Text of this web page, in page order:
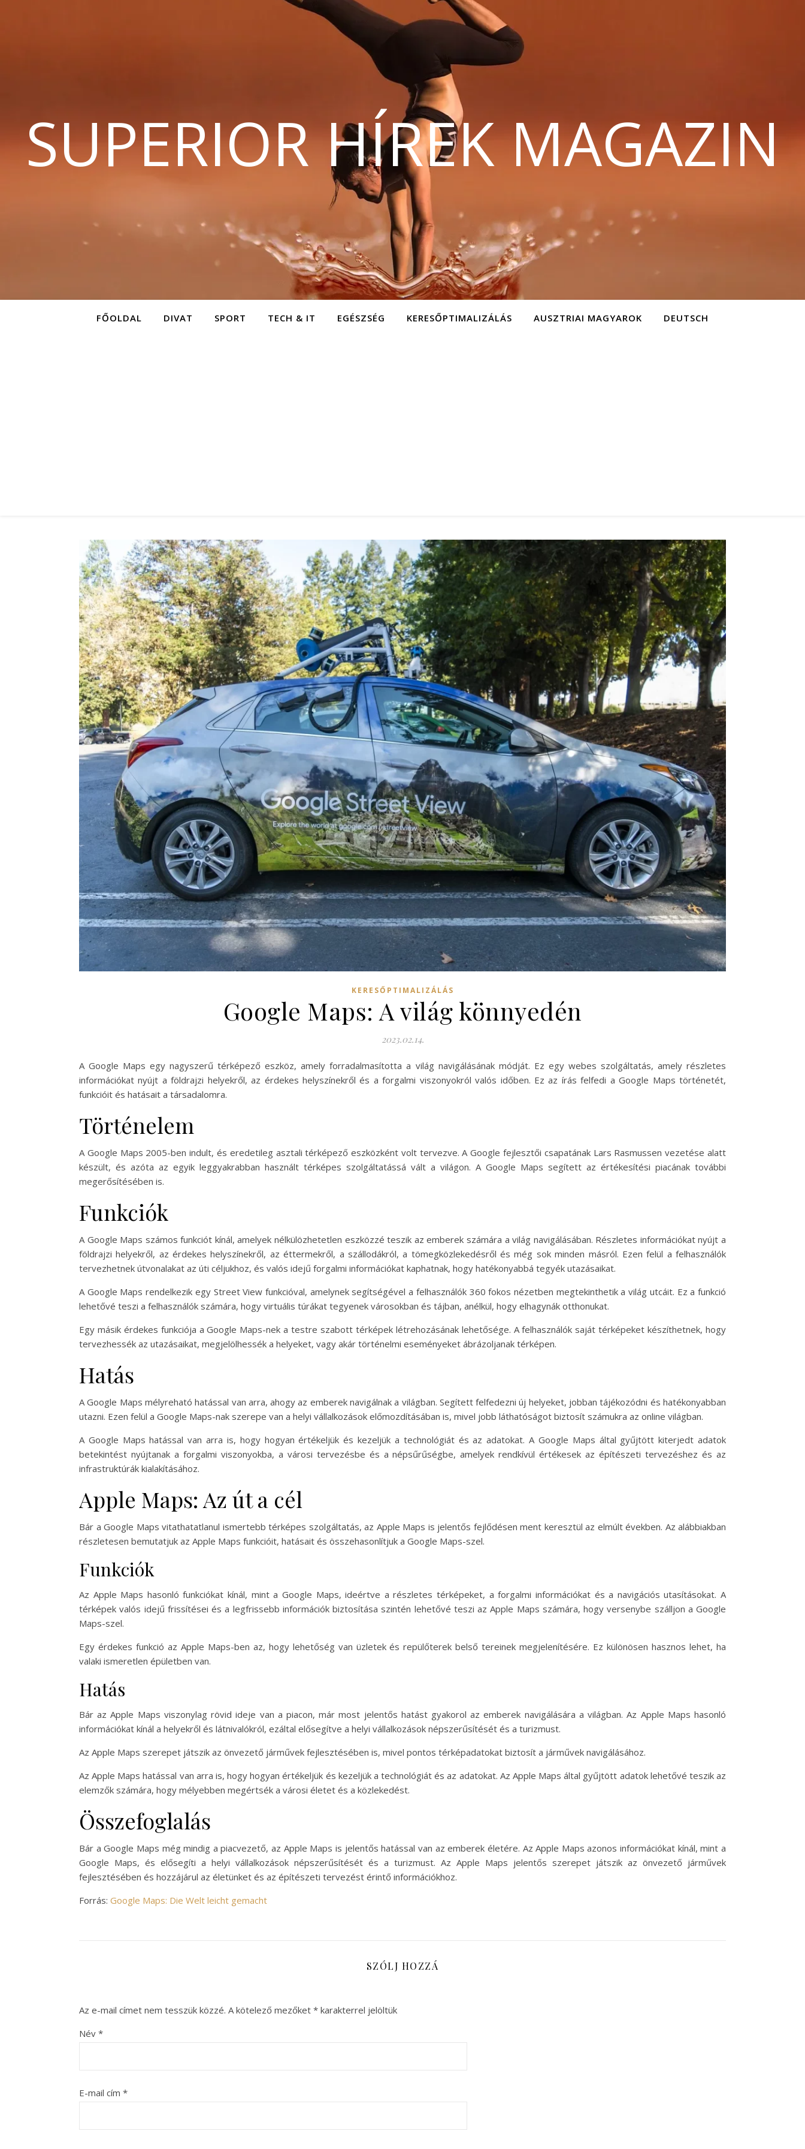
SUPERIOR HÍREK MAGAZIN
FŐOLDAL DIVAT SPORT TECH & IT EGÉSZSÉG KERESŐPTIMALIZÁLÁS AUSZTRIAI MAGYAROK DEUTSCH
KERESŐPTIMALIZÁLÁS
Google Maps: A világ könnyedén
2023.02.14.
A Google Maps egy nagyszerű térképező eszköz, amely forradalmasította a világ navigálásának módját. Ez egy webes szolgáltatás, amely részletes
információkat nyújt a földrajzi helyekről, az érdekes helyszínekről és a forgalmi viszonyokról valós időben. Ez az írás felfedi a Google Maps történetét,
funkcióit és hatásait a társadalomra.
Történelem
A Google Maps 2005-ben indult, és eredetileg asztali térképező eszközként volt tervezve. A Google fejlesztői csapatának Lars Rasmussen vezetése alatt
készült, és azóta az egyik leggyakrabban használt térképes szolgáltatássá vált a világon. A Google Maps segített az értékesítési piacának további
megerősítésében is.
Funkciók
A Google Maps számos funkciót kínál, amelyek nélkülözhetetlen eszközzé teszik az emberek számára a világ navigálásában. Részletes információkat nyújt a
földrajzi helyekről, az érdekes helyszínekről, az éttermekről, a szállodákról, a tömegközlekedésről és még sok minden másról. Ezen felül a felhasználók
tervezhetnek útvonalakat az úti céljukhoz, és valós idejű forgalmi információkat kaphatnak, hogy hatékonyabbá tegyék utazásaikat.
A Google Maps rendelkezik egy Street View funkcióval, amelynek segítségével a felhasználók 360 fokos nézetben megtekinthetik a világ utcáit. Ez a funkció
lehetővé teszi a felhasználók számára, hogy virtuális túrákat tegyenek városokban és tájban, anélkül, hogy elhagynák otthonukat.
Egy másik érdekes funkciója a Google Maps-nek a testre szabott térképek létrehozásának lehetősége. A felhasználók saját térképeket készíthetnek, hogy
tervezhessék az utazásaikat, megjelölhessék a helyeket, vagy akár történelmi eseményeket ábrázoljanak térképen.
Hatás
A Google Maps mélyreható hatással van arra, ahogy az emberek navigálnak a világban. Segített felfedezni új helyeket, jobban tájékozódni és hatékonyabban
utazni. Ezen felül a Google Maps-nak szerepe van a helyi vállalkozások előmozdításában is, mivel jobb láthatóságot biztosít számukra az online világban.
A Google Maps hatással van arra is, hogy hogyan értékeljük és kezeljük a technológiát és az adatokat. A Google Maps által gyűjtött kiterjedt adatok
betekintést nyújtanak a forgalmi viszonyokba, a városi tervezésbe és a népsűrűségbe, amelyek rendkívül értékesek az építészeti tervezéshez és az
infrastruktúrák kialakításához.
Apple Maps: Az út a cél
Bár a Google Maps vitathatatlanul ismertebb térképes szolgáltatás, az Apple Maps is jelentős fejlődésen ment keresztül az elmúlt években. Az alábbiakban
részletesen bemutatjuk az Apple Maps funkcióit, hatásait és összehasonlítjuk a Google Maps-szel.
Funkciók
Az Apple Maps hasonló funkciókat kínál, mint a Google Maps, ideértve a részletes térképeket, a forgalmi információkat és a navigációs utasításokat. A
térképek valós idejű frissítései és a legfrissebb információk biztosítása szintén lehetővé teszi az Apple Maps számára, hogy versenybe szálljon a Google
Maps-szel.
Egy érdekes funkció az Apple Maps-ben az, hogy lehetőség van üzletek és repülőterek belső tereinek megjelenítésére. Ez különösen hasznos lehet, ha
valaki ismeretlen épületben van.
Hatás
Bár az Apple Maps viszonylag rövid ideje van a piacon, már most jelentős hatást gyakorol az emberek navigálására a világban. Az Apple Maps hasonló
információkat kínál a helyekről és látnivalókról, ezáltal elősegítve a helyi vállalkozások népszerűsítését és a turizmust.
Az Apple Maps szerepet játszik az önvezető járművek fejlesztésében is, mivel pontos térképadatokat biztosít a járművek navigálásához.
Az Apple Maps hatással van arra is, hogy hogyan értékeljük és kezeljük a technológiát és az adatokat. Az Apple Maps által gyűjtött adatok lehetővé teszik az
elemzők számára, hogy mélyebben megértsék a városi életet és a közlekedést.
Összefoglalás
Bár a Google Maps még mindig a piacvezető, az Apple Maps is jelentős hatással van az emberek életére. Az Apple Maps azonos információkat kínál, mint a
Google Maps, és elősegíti a helyi vállalkozások népszerűsítését és a turizmust. Az Apple Maps jelentős szerepet játszik az önvezető járművek
fejlesztésében és hozzájárul az életünket és az építészeti tervezést érintő információkhoz.
Forrás: Google Maps: Die Welt leicht gemacht
SZÓLJ HOZZÁ
Az e-mail címet nem tesszük közzé. A kötelező mezőket * karakterrel jelöltük
Név *
E-mail cím *